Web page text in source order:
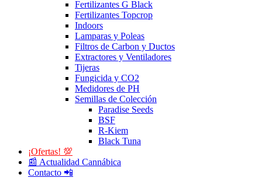
Fertilizantes G Black
Fertilizantes Topcrop
Indoors
Lamparas y Poleas
Filtros de Carbon y Ductos
Extractores y Ventiladores
Tijeras
Fungicida y CO2
Medidores de PH
Semillas de Colección
Paradise Seeds
BSF
R-Kiem
Black Tuna
¡Ofertas! 💯
📰 Actualidad Cannábica
Contacto 📲